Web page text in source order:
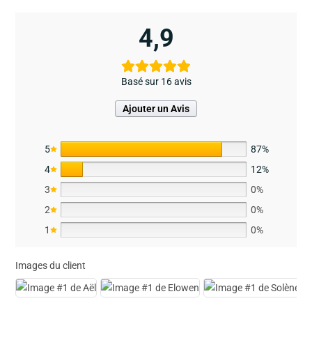
4,9
Basé sur 16 avis
Ajouter un Avis
5
87%
4
12%
3
0%
2
0%
1
0%
Images du client